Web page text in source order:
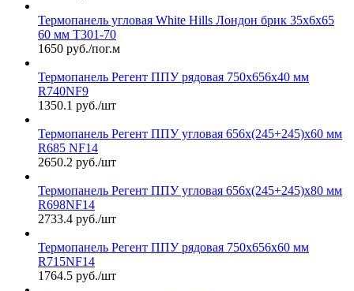
Термопанель угловая White Hills Лондон брик 35х6х65
60 мм Т301-70
1650 руб./пог.м
Термопанель Регент ППУ рядовая 750х656х40 мм
R740NF9
1350.1 руб./шт
Термопанель Регент ППУ угловая 656х(245+245)х60 мм
R685 NF14
2650.2 руб./шт
Термопанель Регент ППУ угловая 656х(245+245)х80 мм
R698NF14
2733.4 руб./шт
Термопанель Регент ППУ рядовая 750х656х60 мм
R715NF14
1764.5 руб./шт